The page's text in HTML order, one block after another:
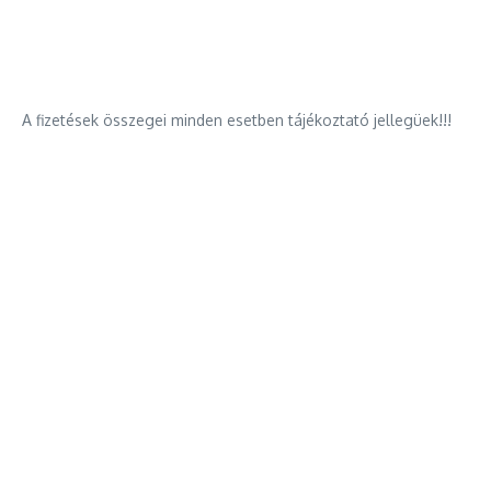
A fizetések összegei minden esetben tájékoztató jellegüek!!!